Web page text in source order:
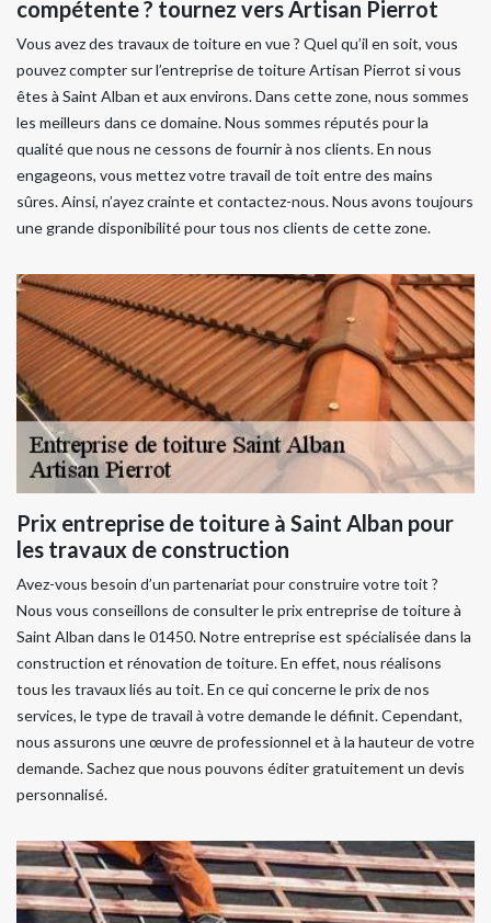
compétente ? tournez vers Artisan Pierrot
Vous avez des travaux de toiture en vue ? Quel qu’il en soit, vous
pouvez compter sur l’entreprise de toiture Artisan Pierrot si vous
êtes à Saint Alban et aux environs. Dans cette zone, nous sommes
les meilleurs dans ce domaine. Nous sommes réputés pour la
qualité que nous ne cessons de fournir à nos clients. En nous
engageons, vous mettez votre travail de toit entre des mains
sûres. Ainsi, n’ayez crainte et contactez-nous. Nous avons toujours
une grande disponibilité pour tous nos clients de cette zone.
Prix entreprise de toiture à Saint Alban pour
les travaux de construction
Avez-vous besoin d’un partenariat pour construire votre toit ?
Nous vous conseillons de consulter le prix entreprise de toiture à
Saint Alban dans le 01450. Notre entreprise est spécialisée dans la
construction et rénovation de toiture. En effet, nous réalisons
tous les travaux liés au toit. En ce qui concerne le prix de nos
services, le type de travail à votre demande le définit. Cependant,
nous assurons une œuvre de professionnel et à la hauteur de votre
demande. Sachez que nous pouvons éditer gratuitement un devis
personnalisé.